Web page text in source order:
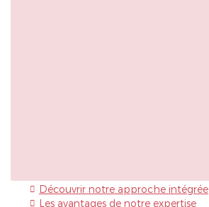
Découvrir notre approche intégrée
Les avantages de notre expertise